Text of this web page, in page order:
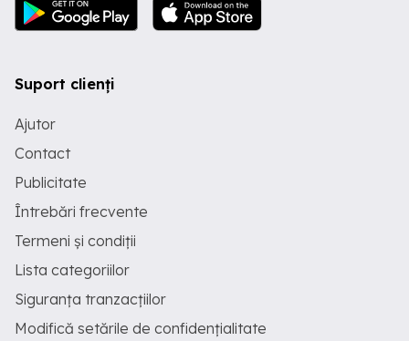
Suport clienți
Ajutor
Contact
Publicitate
Întrebări frecvente
Termeni și condiții
Lista categoriilor
Siguranța tranzacțiilor
Modifică setările de confidențialitate